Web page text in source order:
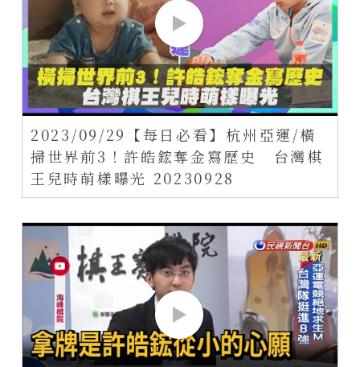
2023/09/29【每日必看】杭州亞運/橫
掃世界前3！許皓鋐奪金寫歷史 台灣棋
王兒時萌樣曝光 20230928